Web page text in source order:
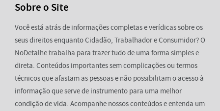
Sobre o Site
Você está atrás de informações completas e verídicas sobre os
seus direitos enquanto Cidadão, Trabalhador e Consumidor? O
NoDetalhe trabalha para trazer tudo de uma forma simples e
direta. Conteúdos importantes sem complicações ou termos
técnicos que afastam as pessoas e não possibilitam o acesso à
informação que serve de instrumento para uma melhor
condição de vida. Acompanhe nossos conteúdos e entenda um